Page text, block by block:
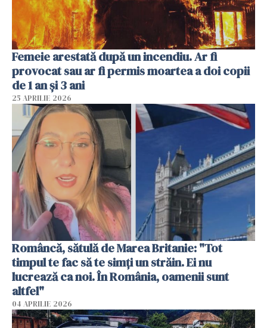
Femeie arestată după un incendiu. Ar fi
provocat sau ar fi permis moartea a doi copii
de 1 an și 3 ani
25 APRILIE 2026
Româncă, sătulă de Marea Britanie: "Tot
timpul te fac să te simți un străin. Ei nu
lucrează ca noi. În România, oamenii sunt
altfel"
04 APRILIE 2026